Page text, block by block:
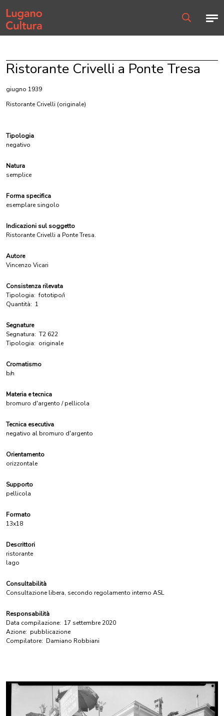
Home page
Ristorante Crivelli a Ponte Tresa
giugno 1939
Ristorante Crivelli (originale)
Tipologia
negativo
Natura
semplice
Forma specifica
esemplare singolo
Indicazioni sul soggetto
Ristorante Crivelli a Ponte Tresa.
Autore
Vincenzo Vicari
Consistenza rilevata
Tipologia: fototipo/i
Quantità: 1
Segnature
Segnatura: T2 622
Tipologia: originale
Cromatismo
b/n
Materia e tecnica
bromuro d'argento / pellicola
Tecnica esecutiva
negativo al bromuro d'argento
Orientamento
orizzontale
Supporto
pellicola
Formato
13x18
Descrittori
ristorante
lago
Consultabilità
Consultazione libera, secondo regolamento interno ASL
Responsabilità
Data compilazione: 17 settembre 2020
Azione: pubblicazione
Compilatore: Damiano Robbiani